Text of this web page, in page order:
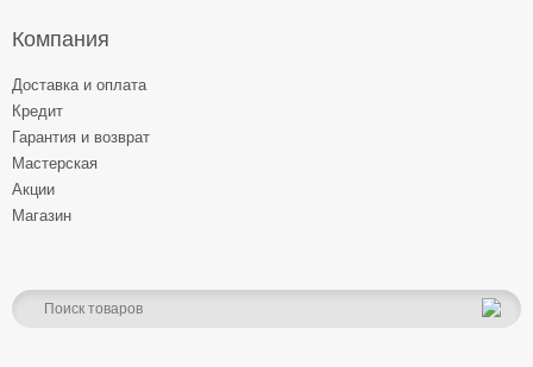
Компания
Доставка и оплата
Кредит
Гарантия и возврат
Мастерская
Акции
Магазин